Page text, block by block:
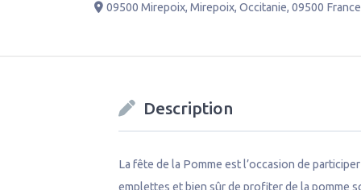
09500 Mirepoix, Mirepoix, Occitanie, 09500 France
Description
La fête de la Pomme est l’occasion de
emplettes et bien sûr de profiter de la pomme